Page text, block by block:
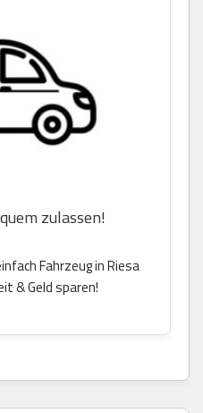
zulassen!
Fahrzeug in Riesa
& Geld sparen!